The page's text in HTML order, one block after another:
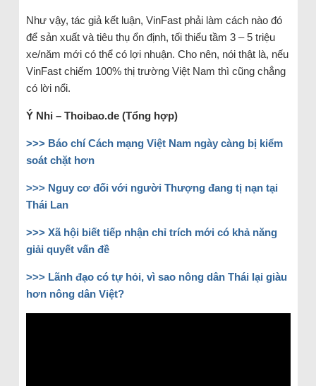
Như vậy, tác giả kết luận, VinFast phải làm cách nào đó
để sản xuất và tiêu thụ ổn định, tối thiểu tầm 3 – 5 triệu
xe/năm mới có thể có lợi nhuận. Cho nên, nói thật là, nếu
VinFast chiếm 100% thị trường Việt Nam thì cũng chẳng
có lời nổi.
Ý Nhi – Thoibao.de (Tổng hợp)
>>> Báo chí Cách mạng Việt Nam ngày càng bị kiểm
soát chặt hơn
>>> Nguy cơ đối với người Thượng đang tị nạn tại
Thái Lan
>>> Xã hội biết tiếp nhận chỉ trích mới có khả năng
giải quyết vấn đề
>>> Lãnh đạo có tự hỏi, vì sao nông dân Thái lại giàu
hơn nông dân Việt?